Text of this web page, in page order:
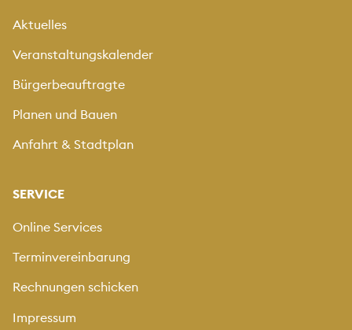
Aktuelles
Veranstaltungskalender
Bürgerbeauftragte
Planen und Bauen
Anfahrt & Stadtplan
SERVICE
Online Services
Terminvereinbarung
Rechnungen schicken
Impressum